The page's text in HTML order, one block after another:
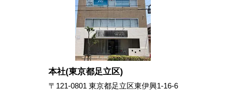
本社(東京都足立区)
〒121-0801 東京都足立区東伊興1-16-6